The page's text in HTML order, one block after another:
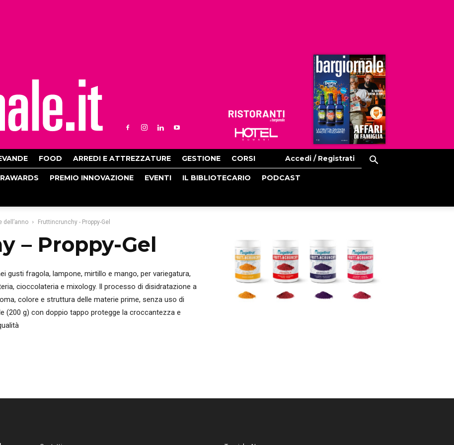
Ristoranti
Hoteldomani
FOOD ARREDI E ATTREZZATURE GESTIONE CORSI Accedi / Registrati
PREMIO INNOVAZIONE EVENTI IL BIBLIOTECARIO PODCAST
dell’anno Fruttincrunchy - Proppy-Gel
– Proppy-Gel
gusti fragola, lampone, mirtillo e mango, per variegatura,
cioccolateria e mixology. Il processo di disidratazione a
colore e struttura delle materie prime, senza uso di
(200 g) con doppio tappo protegge la croccantezza e